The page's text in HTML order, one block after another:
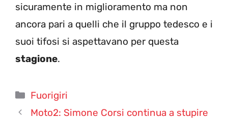
sicuramente in miglioramento ma non
ancora pari a quelli che il gruppo tedesco e i
suoi tifosi si aspettavano per questa
stagione.
Categorie
Fuorigiri
Moto2: Simone Corsi continua a stupire